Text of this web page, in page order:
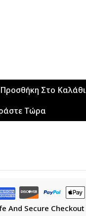
Προσθήκη Στο Καλάθι
Τώρα
And Secure Checkout